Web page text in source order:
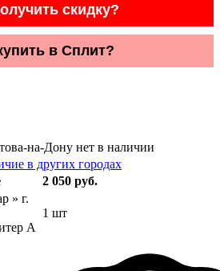
скидку?
в Сплит?
на-Дону нет в наличии
в других городах
2 050 руб.
» г.
А
1 шт